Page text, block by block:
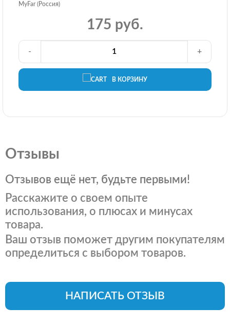
MyFar (Россия)
175 руб.
В КОРЗИНУ
- +
Отзывы
Отзывов ещё нет, будьте первыми!
Расскажите о своем опыте
использования, о плюсах и минусах
товара.
Ваш отзыв поможет другим покупателям
определиться с выбором товаров.
НАПИСАТЬ ОТЗЫВ